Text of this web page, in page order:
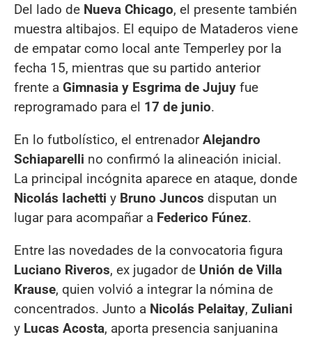
Del lado de Nueva Chicago, el presente también
muestra altibajos. El equipo de Mataderos viene
de empatar como local ante Temperley por la
fecha 15, mientras que su partido anterior
frente a Gimnasia y Esgrima de Jujuy fue
reprogramado para el 17 de junio.
En lo futbolístico, el entrenadorAlejandro
Schiaparelli no confirmó la alineación inicial.
La principal incógnita aparece en ataque, donde
Nicolás Iachetti y Bruno Juncos disputan un
lugar para acompañar a Federico Fúnez.
Entre las novedades de la convocatoria figura
Luciano Riveros, ex jugador de Unión de Villa
Krause, quien volvió a integrar la nómina de
concentrados. Junto a Nicolás Pelaitay, Zuliani
y Lucas Acosta, aporta presencia sanjuanina